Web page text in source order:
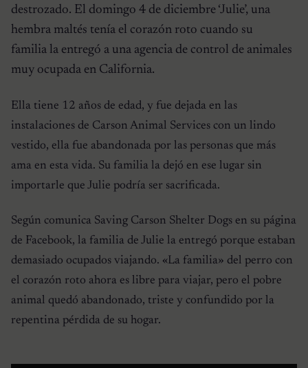
destrozado. El domingo 4 de diciembre ‘Julie’, una
hembra maltés tenía el corazón roto cuando su
familia la entregó a una agencia de control de animales
muy ocupada en California.
Ella tiene 12 años de edad, y fue dejada en las
instalaciones de Carson Animal Services con un lindo
vestido, ella fue abandonada por las personas que más
ama en esta vida. Su familia la dejó en ese lugar sin
importarle que Julie podría ser sacrificada.
Según comunica Saving Carson Shelter Dogs en su página
de Facebook, la familia de Julie la entregó porque estaban
demasiado ocupados viajando. «La familia» del perro con
el corazón roto ahora es libre para viajar, pero el pobre
animal quedó abandonado, triste y confundido por la
repentina pérdida de su hogar.